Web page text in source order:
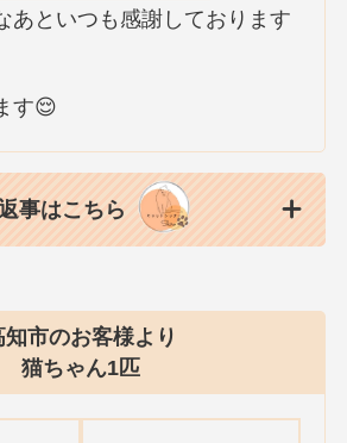
あといつも感謝しております
す😌
事はこちら
知市のお客様より
猫ちゃん1匹